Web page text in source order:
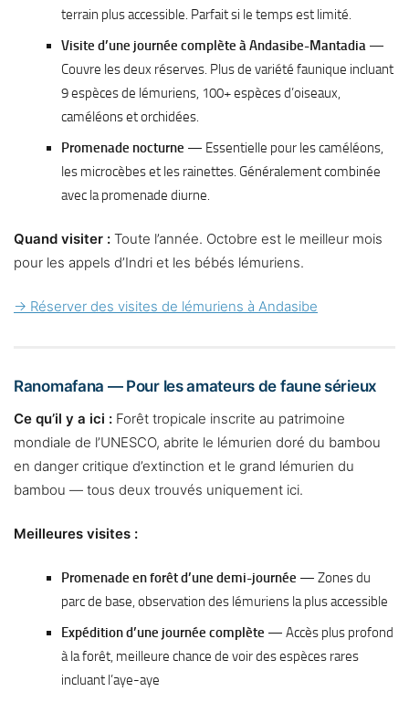
terrain plus accessible. Parfait si le temps est limité.
Visite d’une journée complète à Andasibe-Mantadia —
Couvre les deux réserves. Plus de variété faunique incluant
9 espèces de lémuriens, 100+ espèces d’oiseaux,
caméléons et orchidées.
Promenade nocturne — Essentielle pour les caméléons,
les microcèbes et les rainettes. Généralement combinée
avec la promenade diurne.
Quand visiter : Toute l’année. Octobre est le meilleur mois
pour les appels d’Indri et les bébés lémuriens.
→ Réserver des visites de lémuriens à Andasibe
Ranomafana — Pour les amateurs de faune sérieux
Ce qu’il y a ici : Forêt tropicale inscrite au patrimoine
mondiale de l’UNESCO, abrite le lémurien doré du bambou
en danger critique d’extinction et le grand lémurien du
bambou — tous deux trouvés uniquement ici.
Meilleures visites :
Promenade en forêt d’une demi-journée — Zones du
parc de base, observation des lémuriens la plus accessible
Expédition d’une journée complète — Accès plus profond
à la forêt, meilleure chance de voir des espèces rares
incluant l’aye-aye